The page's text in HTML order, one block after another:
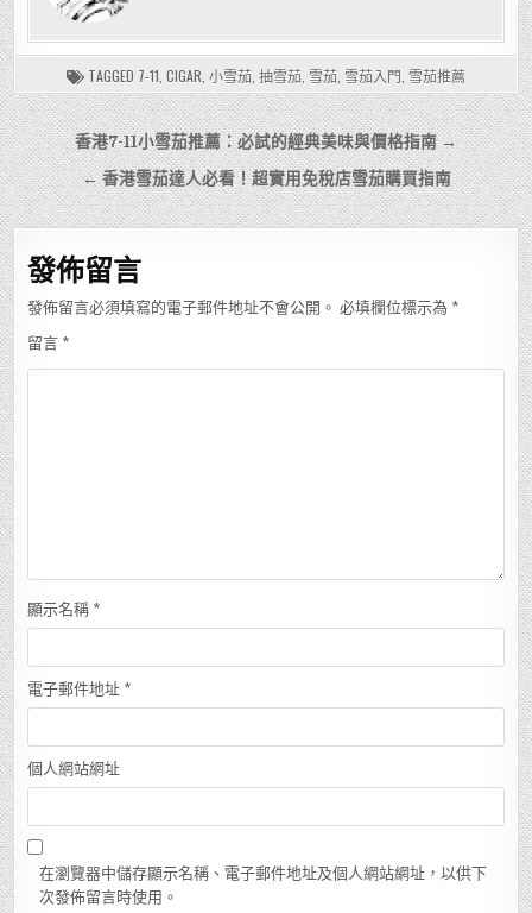
TAGGED 7-11 CIGAR 小雪茄 抽雪茄 雪茄 雪茄入門 雪茄推薦
文
章
導
覽
香港7-11小雪茄推薦：必試的經典美味與價格指南 →
← 香港雪茄達人必看！超實用免稅店雪茄購買指南
發佈留言
發佈留言必須填寫的電子郵件地址不會公開。 必填欄位標示為 *
留言 *
顯示名稱 *
電子郵件地址 *
個人網站網址
在瀏覽器中儲存顯示名稱、電子郵件地址及個人網站網址，以供下
次發佈留言時使用。